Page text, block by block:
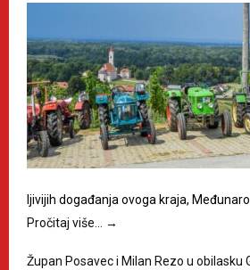
ljivijih događanja ovoga kraja,
Pročitaj više… →
Župan Posavec i Milan Rezo u obilasku